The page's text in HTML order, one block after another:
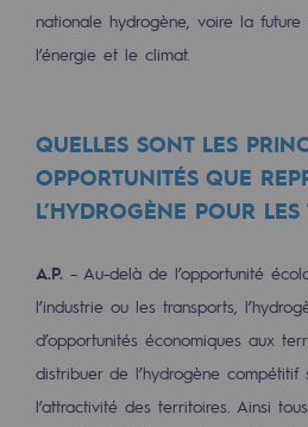
Stockage
Projet HySoW
Appel à
Cartographie du
Stratégie & Innovation
Stratégie &
Notre stratégie
Notre stratégie
nationale hydrogène, voire la
l’énergie et le climat.
QUELLES SONT LES
OPPORTUNITÉS QUE
L’HYDROGÈNE POUR LES
A.P. – Au-delà de l’opportunité
l’industrie ou les transports,
d’opportunités économiques aux
distribuer de l’hydrogène
l’attractivité des territoires. Ainsi